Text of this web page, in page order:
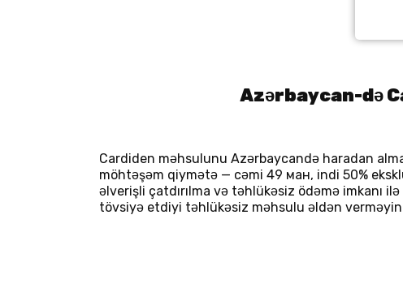
Azərbaycan-də
Cardiden məhsulunu Azərbaycandə haradan
möhtəşəm qiymətə — cəmi 49 ман, indi 50%
əlverişli çatdırılma və təhlükəsiz ödəmə imkanı
tövsiyə etdiyi təhlükəsiz məhsulu əldən